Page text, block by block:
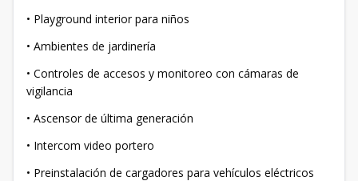
• Playground interior para niños
• Ambientes de jardinería
• Controles de accesos y monitoreo con cámaras de
vigilancia
• Ascensor de última generación
• Intercom video portero
• Preinstalación de cargadores para vehículos eléctricos